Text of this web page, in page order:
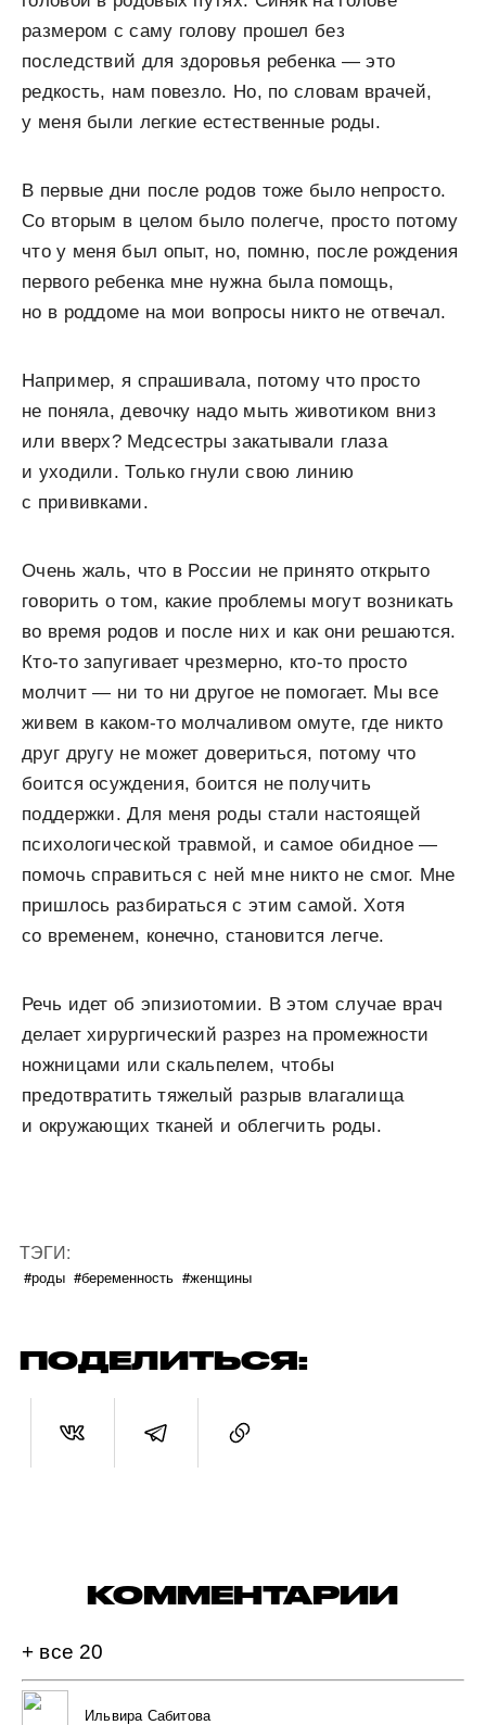
размером с саму голову прошел без
последствий для здоровья ребенка — это
редкость, нам повезло. Но, по словам врачей,
у меня были легкие естественные роды.
В первые дни после родов тоже было непросто.
Со вторым в целом было полегче, просто потому
что у меня был опыт, но, помню, после рождения
первого ребенка мне нужна была помощь,
но в роддоме на мои вопросы никто не отвечал.
Например, я спрашивала, потому что просто
не поняла, девочку надо мыть животиком вниз
или вверх? Медсестры закатывали глаза
и уходили. Только гнули свою линию
с прививками.
Очень жаль, что в России не принято открыто
говорить о том, какие проблемы могут возникать
во время родов и после них и как они решаются.
Кто-то запугивает чрезмерно, кто-то просто
молчит — ни то ни другое не помогает. Мы все
живем в каком-то молчаливом омуте, где никто
друг другу не может довериться, потому что
боится осуждения, боится не получить
поддержки. Для меня роды стали настоящей
психологической травмой, и самое обидное —
помочь справиться с ней мне никто не смог. Мне
пришлось разбираться с этим самой. Хотя
со временем, конечно, становится легче.
Речь идет об эпизиотомии. В этом случае врач
делает хирургический разрез на промежности
ножницами или скальпелем, чтобы
предотвратить тяжелый разрыв влагалища
и окружающих тканей и облегчить роды.
ТЭГИ:
#роды #беременность #женщины
ПОДЕЛИТЬСЯ:
КОММЕНТАРИИ
+ все 20
Ильвира Сабитова